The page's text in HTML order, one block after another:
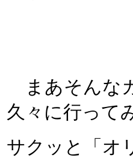
まあそんな
久々に行って
サクッと「オ